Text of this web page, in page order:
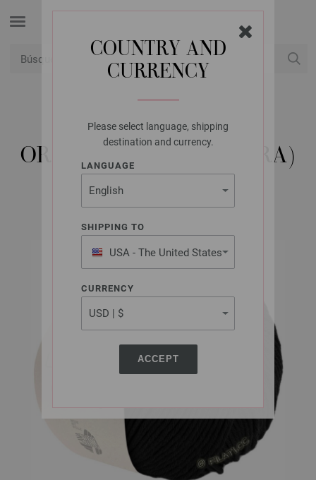
COUNTRY AND
CURRENCY
Please select language, shipping
destination and currency.
LANGUAGE
SHIPPING TO
USA - The United States
of America
CURRENCY
ACCEPT
LANA GROSSA
ORGANICO (LINEA PURA)